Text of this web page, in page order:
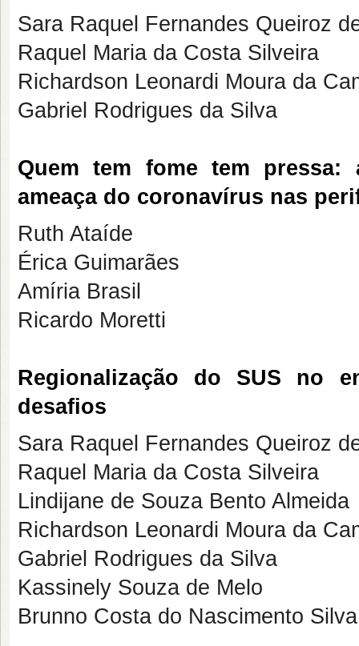
Sara Raquel Fernandes Queiroz
Raquel Maria da Costa Silveira
Richardson Leonardi Moura da
Gabriel Rodrigues da Silva
Quem tem fome tem
ameaça do coronavírus nas
Ruth Ataíde
Érica Guimarães
Amíria Brasil
Ricardo Moretti
Regionalização do SUS no
desafios
Sara Raquel Fernandes Queiroz
Raquel Maria da Costa Silveira
Lindijane de Souza Bento Almeida
Richardson Leonardi Moura da
Gabriel Rodrigues da Silva
Kassinely Souza de Melo
Brunno Costa do Nascimento Silva